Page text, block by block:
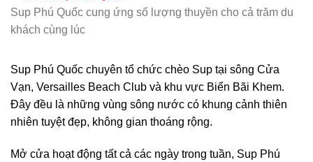
Sup Phú Quốc cung ứng số lượng thuyền cho cả trăm du
khách cùng lúc
Sup Phú Quốc chuyên tổ chức chèo Sup tại sông Cửa
Vạn, Versailles Beach Club và khu vực Biển Bãi Khem.
Đây đều là những vùng sông nước có khung cảnh thiên
nhiên tuyệt đẹp, không gian thoáng rộng.
Mở cửa hoạt động tất cả các ngày trong tuần, Sup Phú